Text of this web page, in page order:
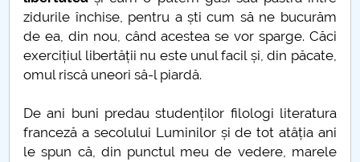
Studiu epidemiologic
Statistica si modelare
Hristos este același
zidurile închise, pentru a ști cum să ne bucurăm
de ea, din nou, când acestea se vor sparge. Căci
exercițiul libertății nu este unul facil și, din păcate,
omul riscă uneori să-l piardă.
De ani buni predau studenților filologi literatura
franceză a secolului Luminilor și de tot atâția ani
le spun că, din punctul meu de vedere, marele